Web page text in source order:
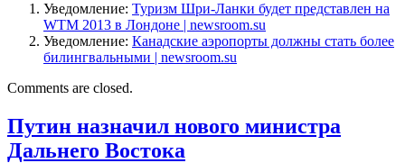
Уведомление: Туризм Шри-Ланки будет представлен на
WTM 2013 в Лондоне | newsroom.su
Уведомление: Канадские аэропорты должны стать более
билингвальными | newsroom.su
Comments are closed.
Путин назначил нового министра
Дальнего Востока